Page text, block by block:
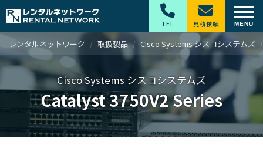
レンタルネットワーク 取扱製品 Cisco Systems シスコシステムズ
Cisco Systems シスコシステムズ
Catalyst 3750V2 Series
TEL 見積依頼